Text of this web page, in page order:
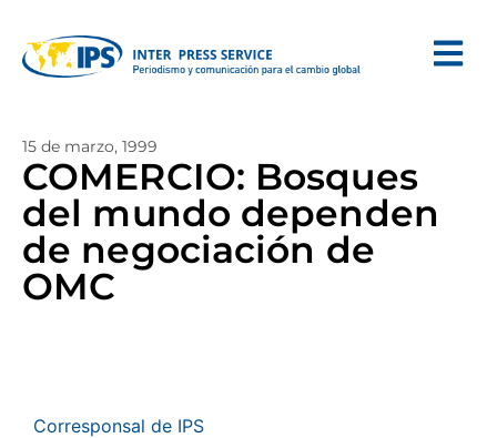
15 de marzo, 1999
COMERCIO: Bosques
del mundo dependen
de negociación de
OMC
Corresponsal de IPS